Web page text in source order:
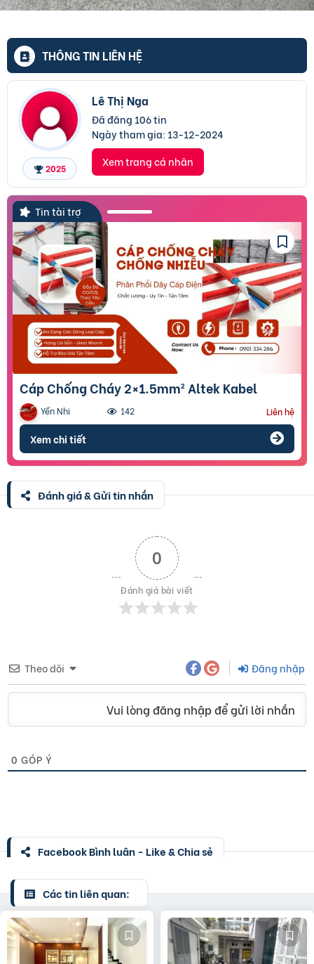
THÔNG TIN LIÊN HỆ
2025
Lê Thị Nga
Đã đăng 106 tin
Ngày tham gia: 13-12-2024
Xem trang cá nhân
Tin tài trợ
Cáp Chống Cháy 2×1.5mm² Altek Kabel
Yến Nhi 142 Liên hệ
Xem chi tiết
Đánh giá & Gửi tin nhắn
0
Đánh giá bài viết
Theo dõi Đăng nhập
Vui lòng đăng nhập để gửi lời nhắn
0 GÓP Ý
Facebook Bình luận - Like & Chia sẻ
Các tin liên quan: